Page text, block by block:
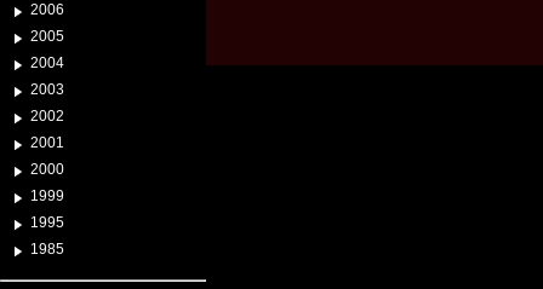
2006
2005
2004
2003
2002
2001
2000
1999
1995
1985